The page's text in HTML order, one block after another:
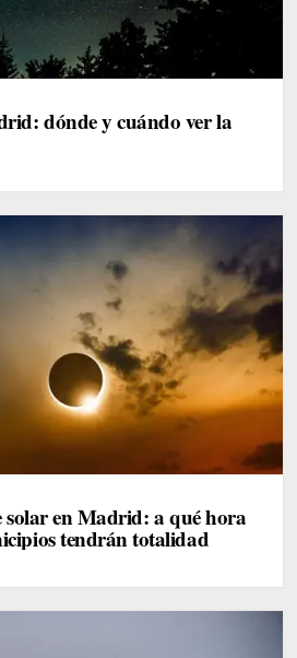
dónde y cuándo ver la
solar en Madrid: a qué hora
tendrán totalidad